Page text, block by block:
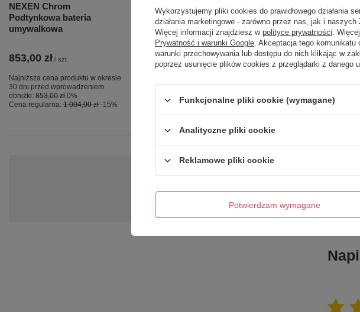
NEXEN Chrom
Podtynkowa bateria
umywalkowa
853,00 zł / szt.
Najniższa cena produktu w okresie
30 dni przed wprowadzeniem
obniżki: 853,00 zł 0%
Cena regularna: 1 004,00 zł -15%
NEXEN Chrom Natynkowa
bateria wannowo-
prysznicowa
891,00 zł
30 dni przed wprowadzeniem
891,00 zł
0%
Cena regularna:1 048,00 zł -15%
NEXEN Chrom
prysznicowy z
deszczownicą 40cm
2 399,00 zł szt.
30 dni przed
obniżki:
2 399,00 zł
Cena regularna:2 822,00 zł
Potrzebujesz
Zadaj pytanie a my odpowiemy niezwłocznie,
Wykorzystujemy pliki cookies do prawidłowego działania
działania marketingowe - zarówno przez nas, jak i
Więcej informacji znajdziesz w polityce prywatności.
Prywatność i warunki Google. Akceptacja tego komunikatu
warunki przechowywania lub dostępu do nich klikając w
poprzez usunięcie plików cookies z przeglądarki z danego
Funkcjonalne pliki cookie (wymagane)
Analityczne pliki cookie
Reklamowe pliki cookie
Potwierdzam wymagane